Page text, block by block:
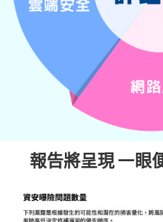
報告將呈現 一眼